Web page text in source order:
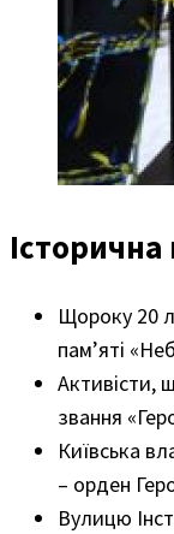
Історична
Щороку 20
пам’яті
Активісти,
звання
Київська
– орден
Вулицю